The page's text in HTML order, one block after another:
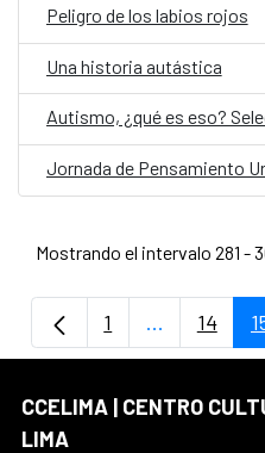
Peligro de los labios rojos
Una historia autástica
Autismo, ¿qué es eso?
Jornada de Pensamiento
Mostrando el intervalo 281 -
Página
1 ...Páginas
14
CCELIMA | CENTRO
LIMA